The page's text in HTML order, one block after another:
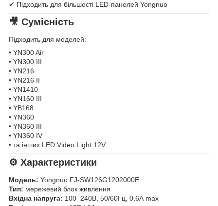
✔ Підходить для більшості LED-панелей Yongnuo
🎥 Сумісність
Підходить для моделей:
• YN300 Air
• YN300 III
• YN216
• YN216 II
• YN1410
• YN160 III
• YB168
• YN360
• YN360 III
• YN360 IV
• та інших LED Video Light 12V
⚙ Характеристики
Модель: Yongnuo FJ-SW126G1202000E
Тип: мережевий блок живлення
Вхідна напруга: 100–240В, 50/60Гц, 0,6А max